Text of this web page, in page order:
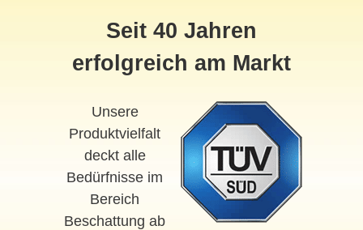
Seit 40 Jahren
erfolgreich am Markt
Unsere
Produktvielfalt
deckt alle
Bedürfnisse im
Bereich
Beschattung ab